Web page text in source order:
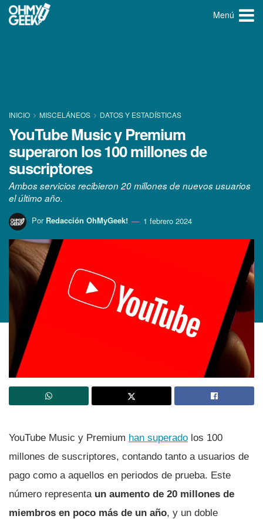
Menú
INICIO MISCELÁNEOS DATOS Y ESTADÍ­STICAS
YouTube Music y Premium
superaron los 100 millones de
suscriptores
Ambos servicios recibieron 20 millones de nuevos usuarios
el último año.
Por Redacción OhMyGeek! 1 febrero 2024
YouTube Music y Premium han superado los 100
millones de suscriptores, contando tanto a usuarios de
pago como a aquellos en periodos de prueba. Este
número representa un aumento de 20 millones de
miembros en poco más de un año, y un doble